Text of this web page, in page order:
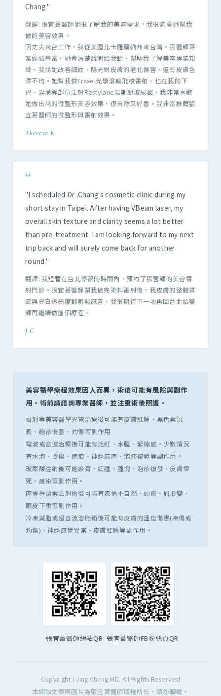
Chang."
翻譯: 張宜菁醫師她很了解我的美容需求，我很滿意她幫我
做的美容效果。
因丈夫來台工作，我從美國北卡羅蘭納州來台灣。張醫師專
業經驗豐富，她會清楚說明給我聽、幫助我了解美容專業知
識。我找她改善細紋、陽光對皮膚的老化傷害、還有皮膚色
澤不均。她幫我做Fraxel光學滾輪飛梭雷射、也在我的下
巴、淚溝等部位注射Restylane瑞斯朗玻尿酸。我非常喜歡
她做出來的微整形美容效果，很自然又好看。我非常推薦張
宜菁醫師的微整形與雷射效果。
Theresa K.
“
"I scheduled Dr .Chang's cosmetic clinic during my
short stay in Taipei. After having VBeam laser, my
overall skin texture and clarity seems a lot better
than pre-treatment. I am looking forward to my next
trip back and will surely come back for another
round."
翻譯: 我短暫在台北停留的時間內，預約了張醫師的美容雷
射門診。張宜菁醫師幫我做完染料雷射後，我皮膚的整體質
感與亮白透亮度都明顯感善。我很期待下一次再回台北給醫
師再繼續做這個療程。
J.C
美容醫學療程效果因人而異，術後可能有風險與副作
用。術前請諮詢專業醫師，並注重術後照護。
雷射等美容醫學光電治療後可能有皮膚紅腫、黑色素沉
澱、皰疹復發、灼傷等副作用
電波或音波治療後可能有泛紅、水腫、緊繃感。少數情況
有水泡、燙傷、疤痕、神經麻痺、泡疹復發等副作用。
玻尿酸注射後可能瘀青、紅腫、腫塊、泡疹復發、皮膚壞
死、感染等副作用。
肉毒桿菌素注射術後可能有表情不自然、頭痛、眉形變、
眼皮下垂等副作用。
冷凍減脂或超音波溶脂術後可能有皮膚的溫度傷害(凍傷或
灼傷)、神經感覺異常、皮膚紅腫等副作用。
張宜菁醫師網站QR 張宜菁醫師FB粉絲頁QR
Copyright I-Jing Chang MD. All Rights Reserved
本網站文章與圖片為張宜菁醫師版權所有，請勿轉載。